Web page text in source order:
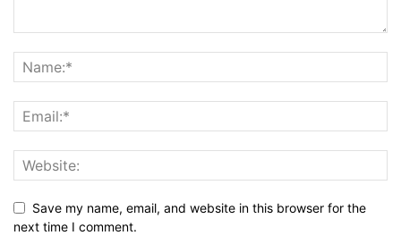
Save my name, email, and website in this browser for the
next time I comment.